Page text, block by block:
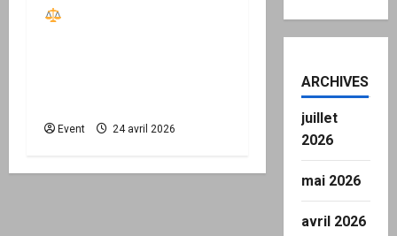
Event 24 avril 2026
ARCHIVES
juillet
2026
mai 2026
avril 2026